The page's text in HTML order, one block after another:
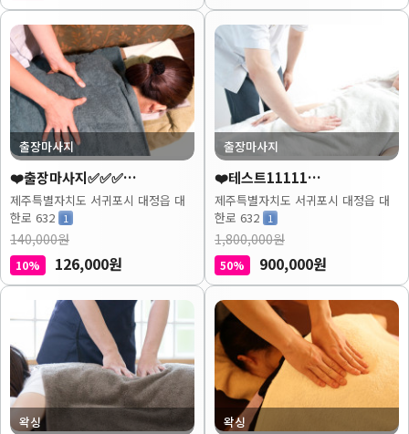
출장마사지
❤️출장마사지✅✅✅…
제주특별자치도 서귀포시 대정읍 대
한로 632 1
140,000원
10% 126,000원
출장마사지
❤️테스트11111…
제주특별자치도 서귀포시 대정읍 대
한로 632 1
1,800,000원
50% 900,000원
왁싱 왁싱